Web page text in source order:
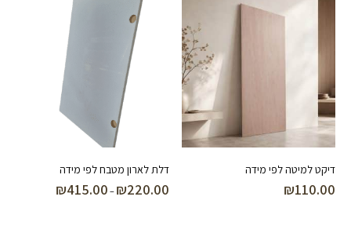
דיקט למיטה לפי מידה
₪110.00
דלת לארון מטבח לפי מידה
₪220.00
–
₪415.00